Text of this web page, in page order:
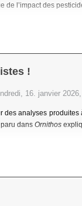
de l’impact des
!
16. janvier
analyses
dans Ornithos